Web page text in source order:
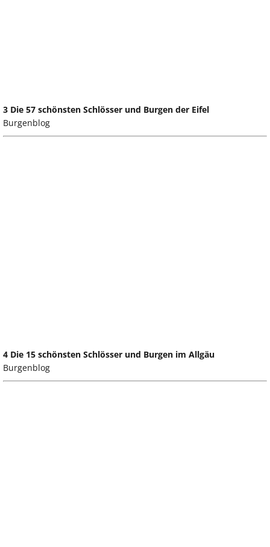
3 Die 57 schönsten Schlösser und Burgen der Eifel
Burgenblog
4 Die 15 schönsten Schlösser und Burgen im Allgäu
Burgenblog